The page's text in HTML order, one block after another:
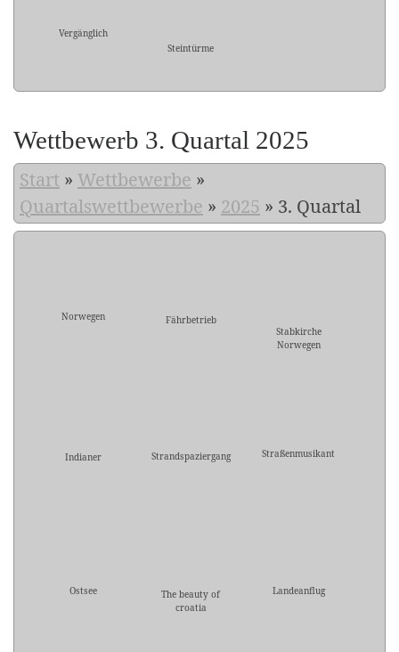
Vergänglich
Steintürme
Wettbewerb 3. Quartal 2025
Start » Wettbewerbe »
Quartalswettbewerbe » 2025 » 3. Quartal
Norwegen
Fährbetrieb
Stabkirche
Norwegen
Indianer Strandspaziergang Straßenmusikant
Ostsee
The beauty of
croatia
Landeanflug